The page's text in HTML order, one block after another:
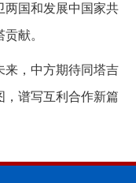
两国和发展中国家共
献。
来，中方期待同塔吉
，谱写互利合作新篇